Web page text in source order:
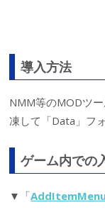
導入方法
NMM等のMODツ
凍して「Data」フ
ゲーム内での
▼「